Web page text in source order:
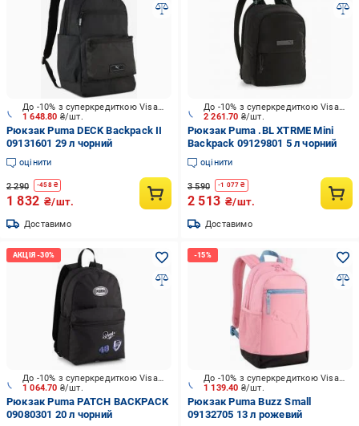
1 648.80 ₴/шт.
До -10% з суперкредиткою Visa Вигода
Рюкзак Puma DECK Backpack II
09131601 29 л чорний
оцінити
2 290 -458₴
1 832 ₴/шт.
Доставимо
2 261.70 ₴/шт.
До -10% з суперкредиткою Visa Вигода
Рюкзак Puma .BL XTRME Mini
Backpack 09129801 5 л чорний
оцінити
3 590 -1 077 ₴
2 513 ₴/шт.
Доставимо
1 064.70 ₴/шт.
До -10% з суперкредиткою Visa Вигода
Рюкзак Puma PATCH BACKPACK
09080301 20 л чорний
1 139.40 ₴/шт.
До -10% з суперкредиткою Visa Вигода
Рюкзак Puma Buzz Small
09132705 13 л рожевий